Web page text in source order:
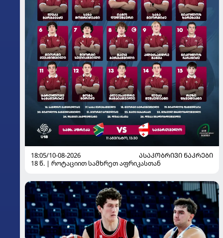
18:05/10-08-2026
ᲐᲡᲐᲙᲝᲑᲠᲘᲕᲘ ᲜᲐᲙᲠᲔᲑᲘ
18 წ. | როტაციით სამხრეთ აფრიკასთან